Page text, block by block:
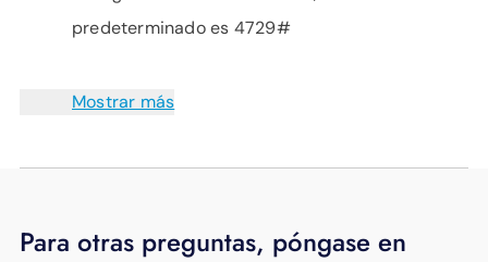
predeterminado es 4729#
Mostrar más
Para otras preguntas, póngase en